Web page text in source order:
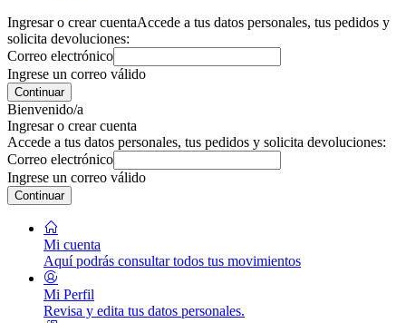
Ingresar o crear cuentaAccede a tus datos personales, tus pedidos y
solicita devoluciones:
Correo electrónico
Ingrese un correo válido
Continuar
Bienvenido/a
Ingresar o crear cuenta
Accede a tus datos personales, tus pedidos y solicita devoluciones:
Correo electrónico
Ingrese un correo válido
Continuar
Mi cuenta
Aquí podrás consultar todos tus movimientos
Mi Perfil
Revisa y edita tus datos personales.